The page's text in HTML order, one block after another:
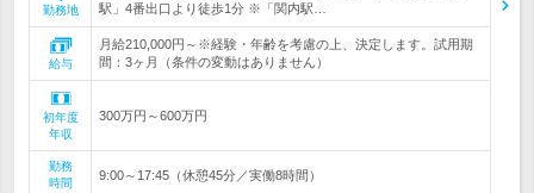
勤務地
駅」4番出口より徒歩1分 ※「関内駅…
給与
月給210,000円～※経験・年齢を考慮の上、決定します。試用期
間：3ヶ月（条件の変動はありません）
初年度
年収
300万円～600万円
勤務
時間
9:00～17:45（休憩45分／実働8時間）